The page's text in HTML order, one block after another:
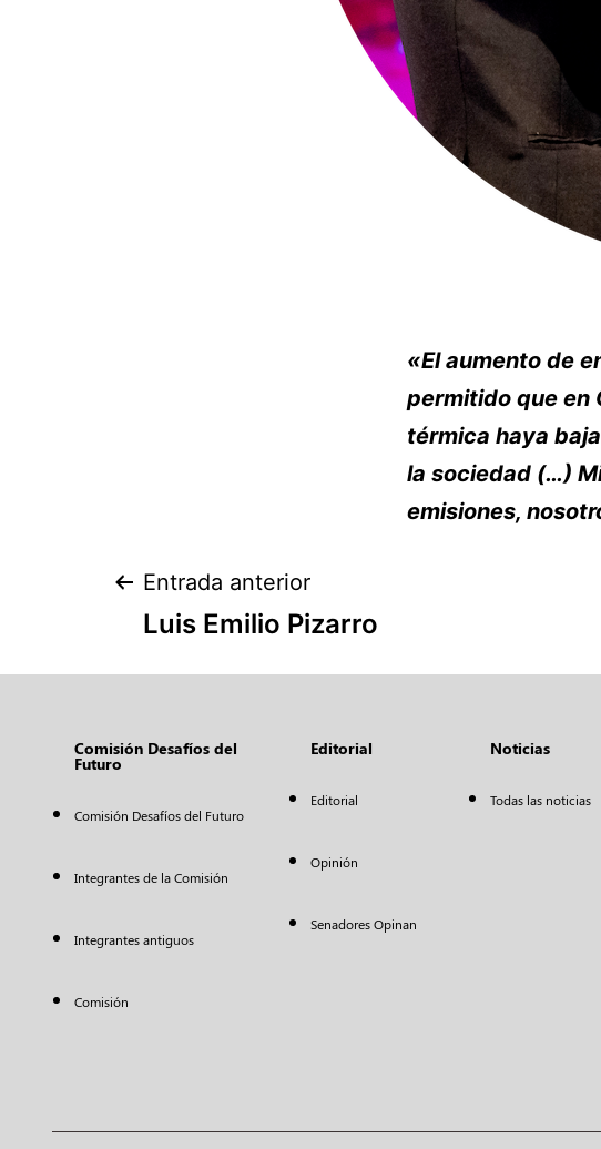
«El aumento de
permitido que en
térmica haya
la sociedad (…)
emisiones,
Entrada anterior
Luis Emilio Pizarro
Comisión Desafíos del
Futuro
Comisión Desafíos del Futuro
Integrantes de la Comisión
Integrantes antiguos
Comisión
Editorial
Editorial
Opinión
Senadores Opinan
Noticias
Todas las noticias